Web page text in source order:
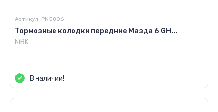
Артикул: PN5806
Тормозные колодки передние Мазда 6 GH...
NiBK
В наличии!